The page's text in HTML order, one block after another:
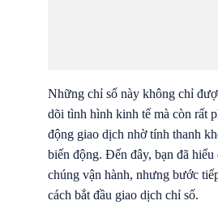
Những chỉ số này không chỉ
dõi tình hình kinh tế mà còn rất
động giao dịch nhờ tính thanh
biến động. Đến đây, bạn đã hiểu
chúng vận hành, nhưng bước
cách bắt đầu giao dịch chỉ số.